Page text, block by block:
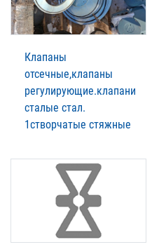
Клапаны
отсечные,клапаны
регулирующие.клапани
сталые стал.
1створчатые стяжные